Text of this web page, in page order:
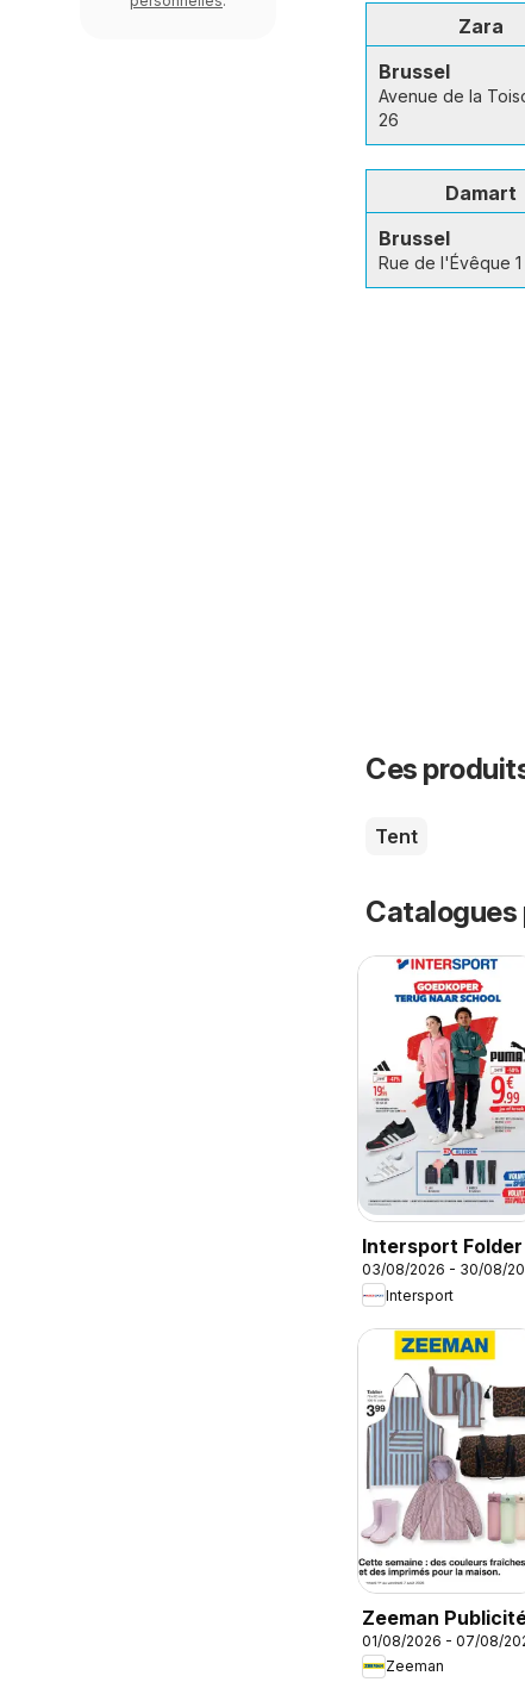
Zara
Brussel
Avenue de la
26
Damart
Brussel
Rue de l'Évêque 1
Ces
Tent
Catalogues
Intersport Folder
03/08/2026 - 30/08/
Intersport
Zeeman
01/08/2026 - 07/08/
Zeeman